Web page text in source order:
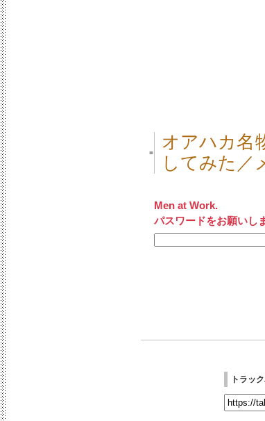
■
オアハカ名
してみた／
Men at Work.
パスワードをお願いし
トラッ